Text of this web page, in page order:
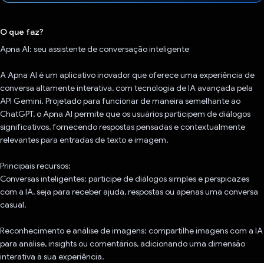
O que faz?
Apna AI: seu assistente de conversação inteligente
A Apna AI é um aplicativo inovador que oferece uma experiência de
conversa altamente interativa, com tecnologia de IA avançada pela
API Gemini. Projetado para funcionar de maneira semelhante ao
ChatGPT, o Apna AI permite que os usuários participem de diálogos
significativos, fornecendo respostas pensadas e contextualmente
relevantes para entradas de texto e imagem.
Principais recursos:
Conversas inteligentes: participe de diálogos simples e perspicazes
com a IA, seja para receber ajuda, respostas ou apenas uma conversa
casual.
Reconhecimento e análise de imagens: compartilhe imagens com a IA
para análise, insights ou comentários, adicionando uma dimensão
interativa à sua experiência.